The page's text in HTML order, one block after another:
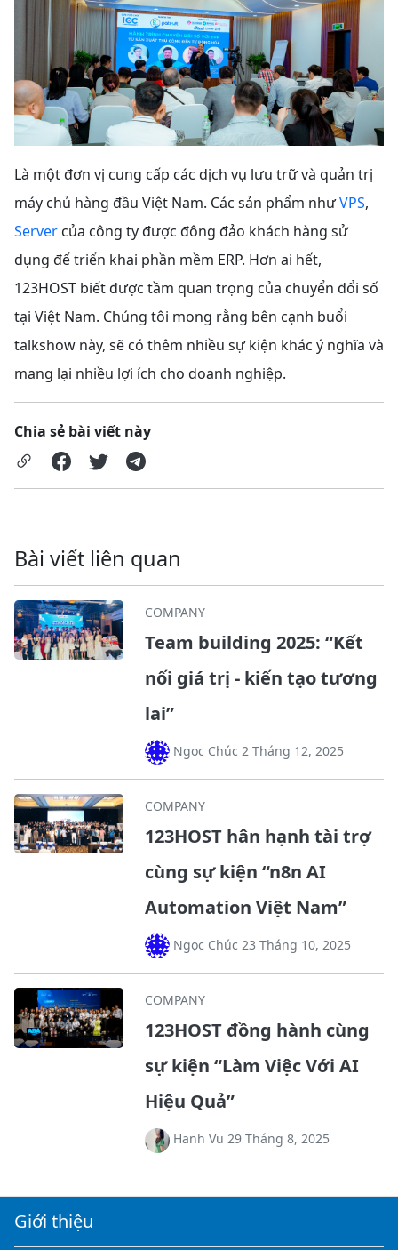
Là một đơn vị cung cấp các dịch vụ lưu trữ và quản trị
máy chủ hàng đầu Việt Nam. Các sản phẩm nhưVPS,
Server của công ty được đông đảo khách hàng sử
dụng để triển khai phần mềm ERP. Hơn ai hết,
123HOST biết được tầm quan trọng của chuyển đổi số
tại Việt Nam. Chúng tôi mong rằng bên cạnh buổi
talkshow này, sẽ có thêm nhiều sự kiện khác ý nghĩa và
mang lại nhiều lợi ích cho doanh nghiệp.
Chia sẻ bài viết này
Bài viết liên quan
COMPANY
Team building 2025: “Kết
nối giá trị - kiến tạo tương
lai”
Ngọc Chúc 2 Tháng 12, 2025
COMPANY
123HOST hân hạnh tài trợ
cùng sự kiện “n8n AI
Automation Việt Nam”
Ngọc Chúc 23 Tháng 10, 2025
COMPANY
123HOST đồng hành cùng
sự kiện “Làm Việc Với AI
Hiệu Quả”
Hanh Vu 29 Tháng 8, 2025
Giới thiệu